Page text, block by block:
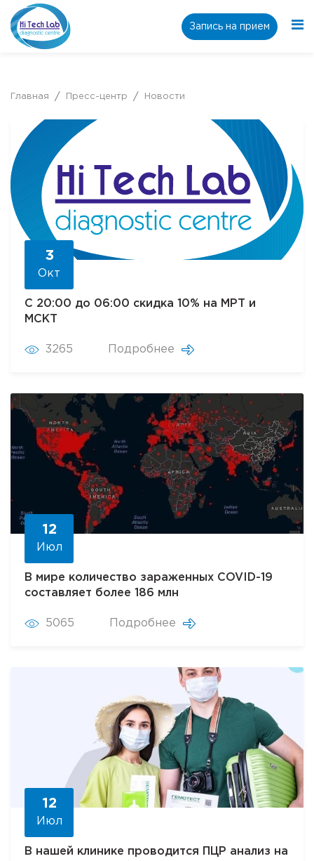
Запись на прием
Главная Пресс-центр Новости
3
Окт
С 20:00 до 06:00 скидка 10% на МРТ и
МСКТ
3265 Подробнее
12
Июл
В мире количество зараженных COVID-19
составляет более 186 млн
5065 Подробнее
12
Июл
В нашей клинике проводится ПЦР анализ на